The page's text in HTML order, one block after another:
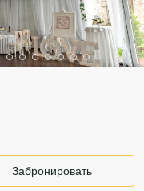
Забронировать